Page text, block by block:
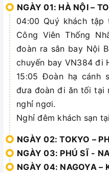
NGÀY 01: HÀ NỘI –
04:00 Quý khách
Công Viên Thống
đoàn ra sân bay Nội
chuyến bay VN384 đi
15:05 Đoàn hạ cánh
đưa đoàn đi ăn tối tại
nghỉ ngơi.
Nghỉ đêm khách sạn
NGÀY 02: TOKYO –
NGÀY 03: PHÚ SĨ -
NGÀY 04: NAGOYA –